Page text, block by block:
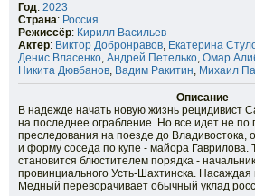
Год: 2023
Страна: Россия
Режиссёр: Кирилл Васильев
Актер: Виктор Добронравов, Екатерина
Денис Власенко, Андрей Петелько, Омар
Никита Дювбанов, Вадим Ракитин, Михаил
Описание
В надежде начать новую жизнь
на последнее ограбление. Но все идет не по
преследования на поезде до Владивостока,
и форму соседа по купе - майора Гаврилова.
становится блюстителем порядка -
провинциального Усть-Шахтинска. Насаждая
Медный переворачивает обычный уклад